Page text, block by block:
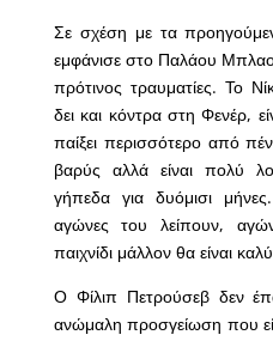
Σε σχέση με τα
εμφάνισε στο Παλάου
πρότινος τραυματίες. Το
δει και κόντρα στη Φενέρ,
παίξει περισσότερο από
βαρύς αλλά είναι πολύ
γήπεδα για δυόμισι
αγώνες του λείπουν,
παιχνίδι μάλλον θα είναι
Ο Φίλιπ Πετρούσεβ δεν
ανώμαλη προσγείωση που